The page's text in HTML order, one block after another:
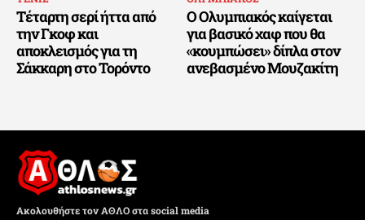
Τέταρτη σερί ήττα από
την Γκοφ και
αποκλεισμός για τη
Σάκκαρη στο Τορόντο
Ο Ολυμπιακός καίγεται
για βασικό χαφ που θα
«κουμπώσει» δίπλα στον
ανεβασμένο Μουζακίτη
Ακολουθήστε τον ΑΘΛΟ στα social media